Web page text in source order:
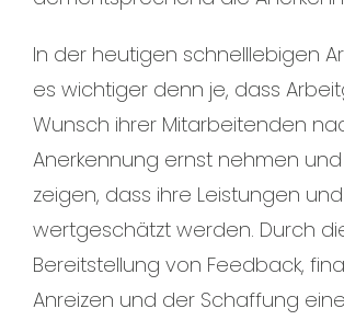
In der heutigen schnelllebigen
es wichtiger denn je, dass
Wunsch ihrer Mitarbeitenden
Anerkennung ernst nehmen
zeigen, dass ihre Leistungen
wertgeschätzt werden. Durch
Bereitstellung von Feedback,
Anreizen und der Schaffung